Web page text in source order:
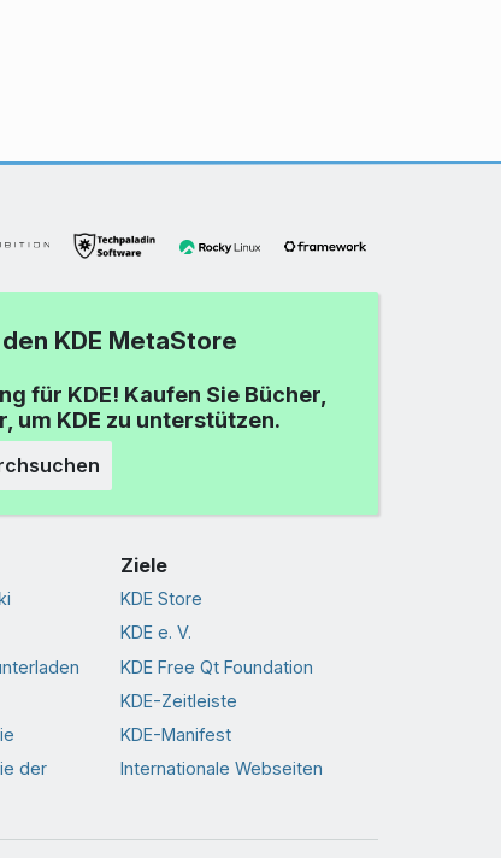
KDE MetaStore
für KDE! Kaufen Sie Bücher,
um KDE zu unterstützen.
der
Ziele
KDE Store
KDE e. V.
KDE Free Qt Foundation
KDE-Zeitleiste
KDE-Manifest
Internationale Webseiten